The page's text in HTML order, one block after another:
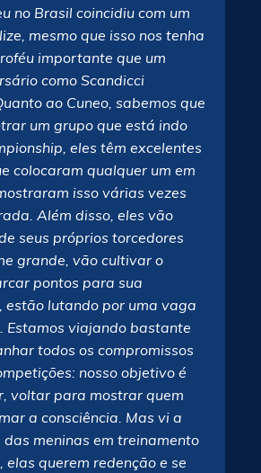
no Brasil coincidiu com um
mesmo que isso nos tenha
importante que um
como Scandicci
ao Cuneo, sabemos que
um grupo que está indo
eles têm excelentes
colocaram qualquer um em
isso várias vezes
Além disso, eles vão
seus próprios torcedores
grande, vão cultivar o
pontos para sua
estão lutando por uma vaga
Estamos viajando bastante
todos os compromissos
nosso objetivo é
voltar para mostrar quem
a consciência. Mas vi a
meninas em treinamento
elas querem redenção e se